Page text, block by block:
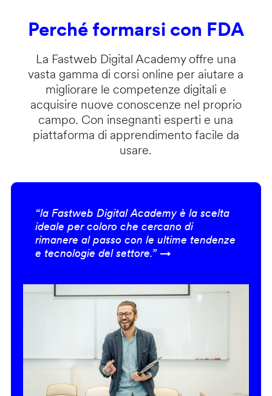
Perché formarsi con FDA
La Fastweb Digital Academy offre una
vasta gamma di corsi online per aiutare a
migliorare le competenze digitali e
acquisire nuove conoscenze nel proprio
campo. Con insegnanti esperti e una
piattaforma di apprendimento facile da
usare.
“la Fastweb Digital Academy è la scelta
ideale per coloro che cercano di
rimanere al passo con le ultime tendenze
e tecnologie del settore.” →